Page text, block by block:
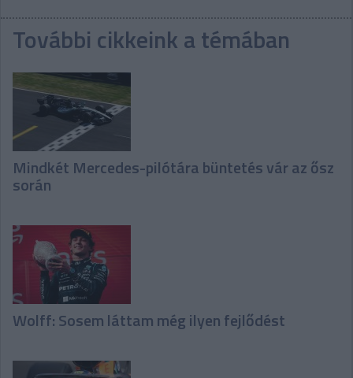
További cikkeink a témában
Mindkét Mercedes-pilótára büntetés vár az ősz
során
Wolff: Sosem láttam még ilyen fejlődést